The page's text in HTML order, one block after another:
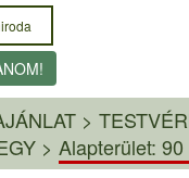
>
> Alapterület: 90